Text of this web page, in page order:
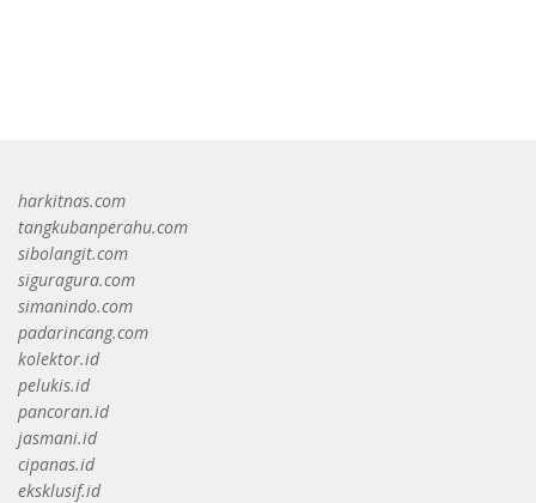
harkitnas.com
tangkubanperahu.com
sibolangit.com
siguragura.com
simanindo.com
padarincang.com
kolektor.id
pelukis.id
pancoran.id
jasmani.id
cipanas.id
eksklusif.id